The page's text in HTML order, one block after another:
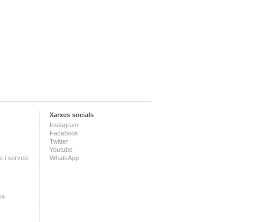
i serveis
Xarxes socials
Instagram
Facebook
Twitter
Youtube
WhatsApp